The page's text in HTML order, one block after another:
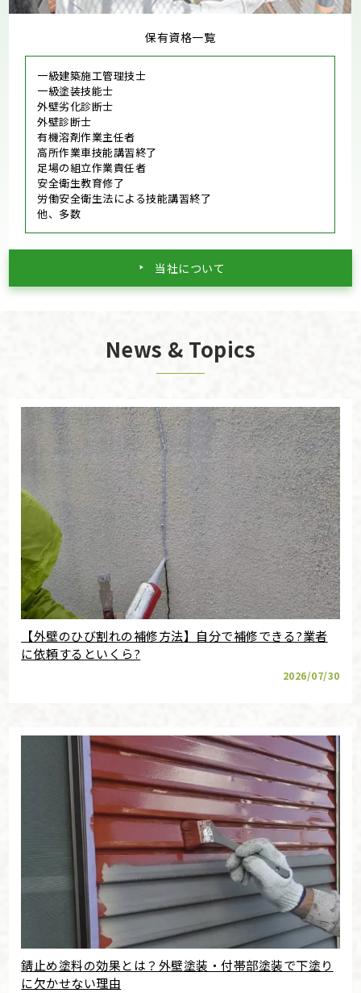
保有資格一覧
一級建築施工管理技士
一級塗装技能士
外壁劣化診断士
外壁診断士
有機溶剤作業主任者
高所作業車技能講習終了
足場の組立作業責任者
安全衛生教育修了
労働安全衛生法による技能講習終了
他、多数
当社について
News & Topics
【外壁のひび割れの補修方法】自分で補修できる?業者
に依頼するといくら?
2026/07/30
錆止め塗料の効果とは？外壁塗装・付帯部塗装で下塗り
に欠かせない理由